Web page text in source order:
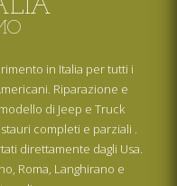
in Italia per tutti i
Riparazione e
di Jeep e Truck
completi e parziali .
direttamente dagli Usa.
Roma, Langhirano e